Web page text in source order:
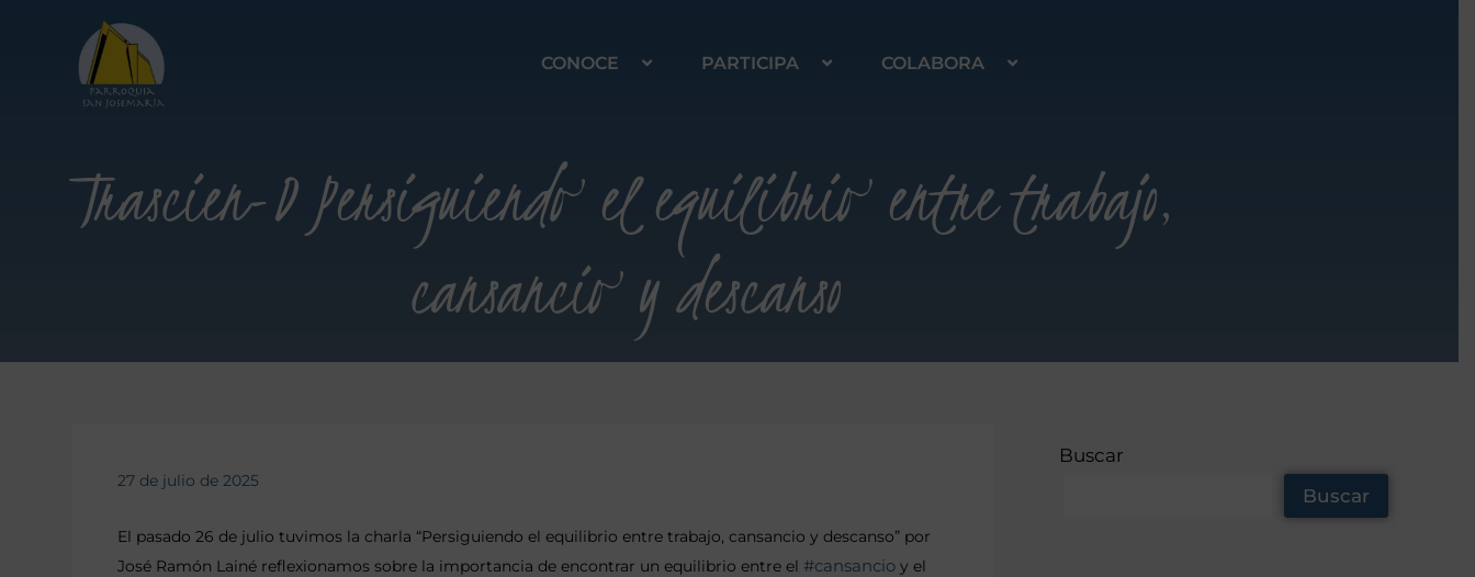
CONOCE PARTICIPA COLABORA
Trascien-D Persiguiendo el equilibrio entre trabajo,
cansancio y descanso
27 de julio de 2025
El pasado 26 de julio tuvimos la charla “Persiguiendo el equilibrio entre trabajo, cansancio y descanso” por
José Ramón Lainé reflexionamos sobre la importancia de encontrar un equilibrio entre el #cansancioy el
Buscar
Buscar